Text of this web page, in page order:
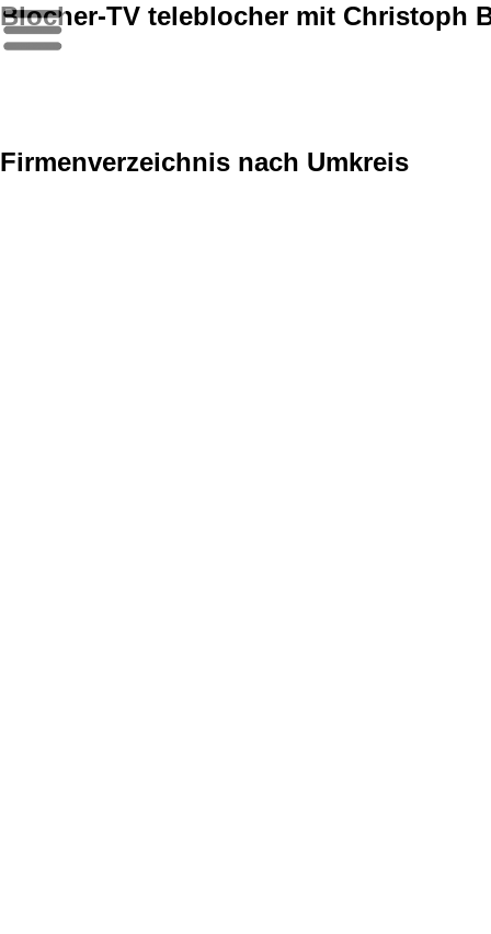
Blocher-TV teleblocher mit Christoph
Firmenverzeichnis nach Umkreis